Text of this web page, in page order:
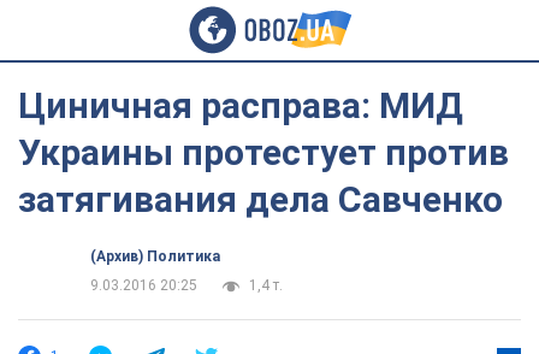
Циничная расправа: МИД
Украины протестует против
затягивания дела Савченко
(Архив) Политика
9.03.2016 20:25
1,4 т.